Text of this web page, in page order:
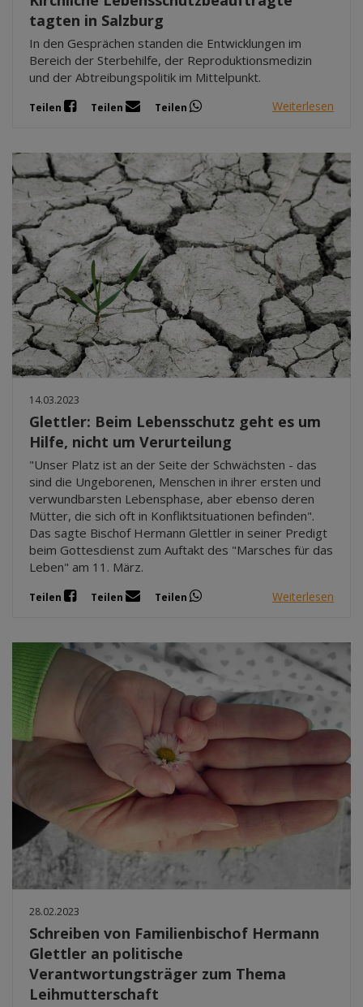
tagten in Salzburg
In den Gesprächen standen die Entwicklungen im
Bereich der Sterbehilfe, der Reproduktionsmedizin
und der Abtreibungspolitik im Mittelpunkt.
Teilen Teilen Teilen Weiterlesen
14.03.2023
Glettler: Beim Lebensschutz geht es um
Hilfe, nicht um Verurteilung
"Unser Platz ist an der Seite der Schwächsten - das
sind die Ungeborenen, Menschen in ihrer ersten und
verwundbarsten Lebensphase, aber ebenso deren
Mütter, die sich oft in Konfliktsituationen befinden".
Das sagte Bischof Hermann Glettler in seiner Predigt
beim Gottesdienst zum Auftakt des "Marsches für das
Leben" am 11. März.
Teilen Teilen Teilen Weiterlesen
28.02.2023
Schreiben von Familienbischof Hermann
Glettler an politische
Verantwortungsträger zum Thema
Leihmutterschaft